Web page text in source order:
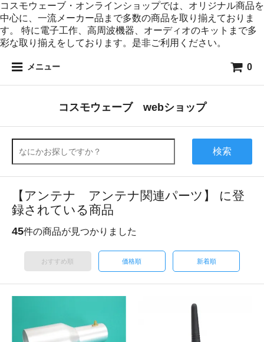
コスモウェーブ・オンラインショップでは、オリジナル商品を
中心に、一流メーカー品まで多数の商品を取り揃えておりま
す。 特に電子工作、高周波機器、オーディオのキットまで多
彩な取り揃えをしております。是非ご利用ください。
メニュー 0
コスモウェーブ webショップ
検索
【アンテナ アンテナ関連パーツ】 に登
録されている商品
45件の商品が見つかりました
おすすめ順 価格順 新着順